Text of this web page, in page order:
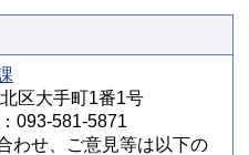
区大手町1番1号
093-581-5871
わせ、ご意見等は以下の